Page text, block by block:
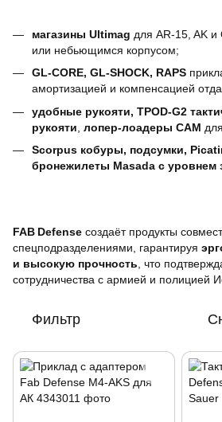
магазины Ultimag для AR‑15, AK
или небьющимся корпусом;
GL‑CORE, GL‑SHOCK, RAPS
амортизацией и компенсацией
удобные рукояти, TPOD‑G2
рукояти лопер‑лоадеры CAM
Scorpus кобуры, подсумки,
бронежилеты Masada с уровнем
FAB Defense создаёт продукты
спецподразделениями, гарантируя
и высокую прочность , что
сотрудничества с армией и полицией
Фильтр